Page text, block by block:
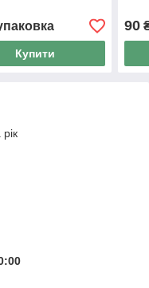
Купити
90